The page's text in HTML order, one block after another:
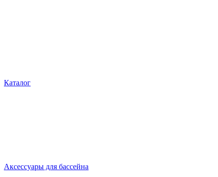
Каталог
Аксессуары для бассейна